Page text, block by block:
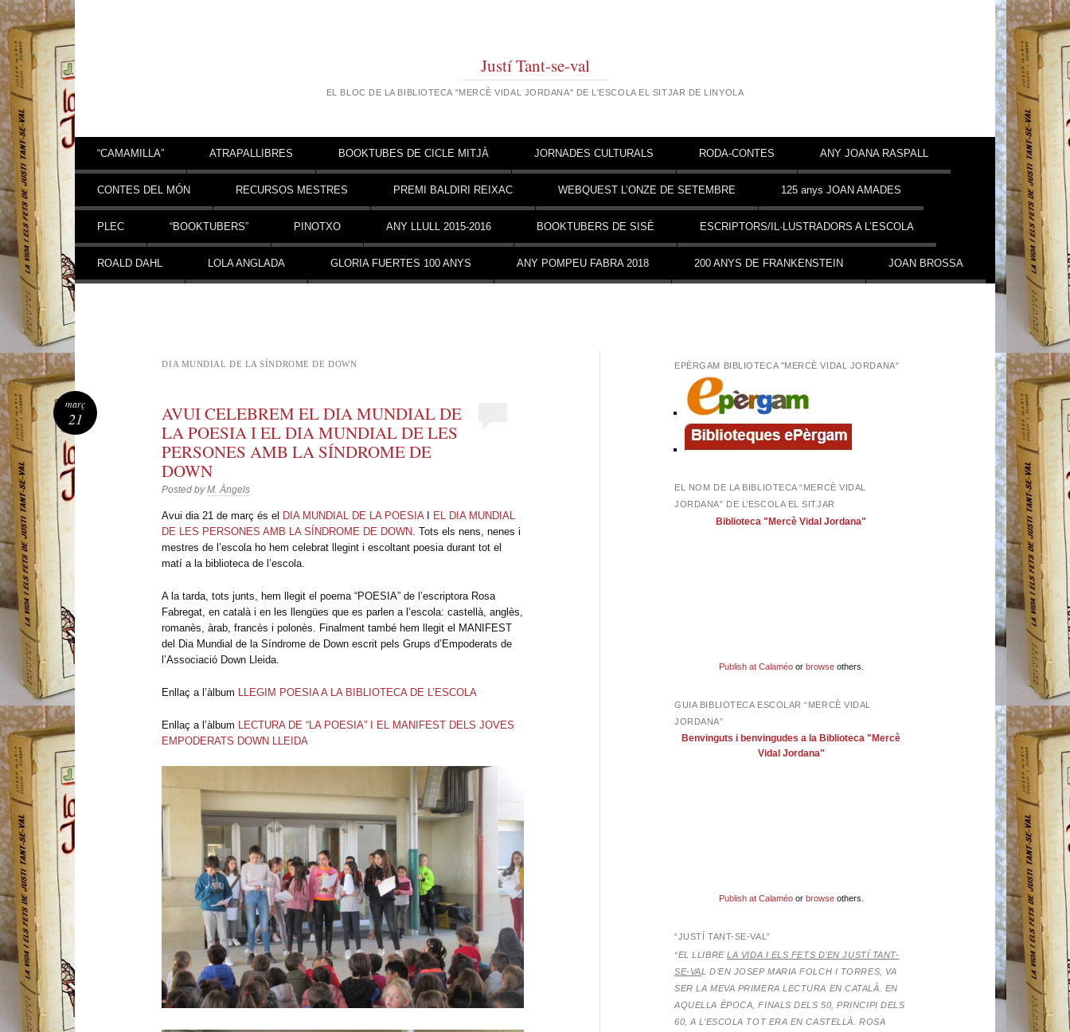
Justí Tant-se-val
EL BLOC DE LA BIBLIOTECA "MERCÈ VIDAL JORDANA" DE L'ESCOLA EL SITJAR DE LINYOLA
Vés al contingut
“CAMAMILLA” ATRAPALLIBRES BOOKTUBES DE CICLE MITJÀ JORNADES CULTURALS RODA-CONTES ANY JOANA RASPALL
CONTES DEL MÓN RECURSOS MESTRES PREMI BALDIRI REIXAC WEBQUEST L’ONZE DE SETEMBRE 125 anys JOAN AMADES
PLEC “BOOKTUBERS” PINOTXO ANY LLULL 2015-2016 BOOKTUBERS DE SISÈ ESCRIPTORS/IL·LUSTRADORS A L’ESCOLA
ROALD DAHL LOLA ANGLADA GLORIA FUERTES 100 ANYS ANY POMPEU FABRA 2018 200 ANYS DE FRANKENSTEIN JOAN BROSSA
DIA MUNDIAL DE LA SÍNDROME DE DOWN
AVUI CELEBREM EL DIA MUNDIAL DE
LA POESIA I EL DIA MUNDIAL DE LES
PERSONES AMB LA SÍNDROME DE
DOWN
Posted byM. Àngels
Avui dia 21 de març és el DIA MUNDIAL DE LA POESIAI
EL DIA MUNDIAL
DE LES PERSONES AMB LA SÍNDROME DE DOWN. Tots els nens, nenes i
mestres de l’escola ho hem celebrat llegint i escoltant poesia durant tot el
matí a la biblioteca de l’escola.
A la tarda, tots junts, hem llegit el poema “POESIA” de l’escriptora Rosa
Fabregat, en català i en les llengües que es parlen a l’escola: castellà, anglès,
romanès, àrab, francès i polonès. Finalment també hem llegit el MANIFEST
del Dia Mundial de la Síndrome de Down escrit pels Grups d’Empoderats de
l’Associació Down Lleida.
Enllaç a l’àlbum LLEGIM POESIA A LA BIBLIOTECA DE L’ESCOLA
Enllaç a l’àlbum LECTURA DE “LA POESIA” I EL MANIFEST DELS JOVES
EMPODERATS DOWN LLEIDA
març
21
EPÈRGAM BIBLIOTECA "MERCÈ VIDAL JORDANA"
EL NOM DE LA BIBLIOTECA “MERCÈ VIDAL
JORDANA” DE L’ESCOLA EL SITJAR
Biblioteca "Mercè Vidal Jordana"
Publish at Calaméoor browseothers.
GUIA BIBLIOTECA ESCOLAR “MERCÈ VIDAL
JORDANA”
Benvinguts i benvingudes a la Biblioteca "Mercè
Vidal Jordana"
Publish at Calaméoor browseothers.
“JUSTÍ TANT-SE-VAL”
“EL LLIBRELA VIDA I ELS FETS D’EN JUSTÍ TANT-
SE-VAL D’EN JOSEP MARIA FOLCH I TORRES, VA
SER LA MEVA PRIMERA LECTURA EN CATALÀ. EN
AQUELLA ÈPOCA, FINALS DELS 50, PRINCIPI DELS
60, A L’ESCOLA TOT ERA EN CASTELLÀ. ROSA